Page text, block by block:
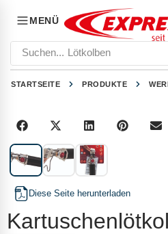
MENÜ
Suchen... Lötkolben
STARTSEITE PRODUKTE
Diese Seite herunterladen